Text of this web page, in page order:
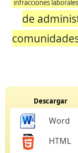
infracciones laborales
de
Descargar
Word
HTML